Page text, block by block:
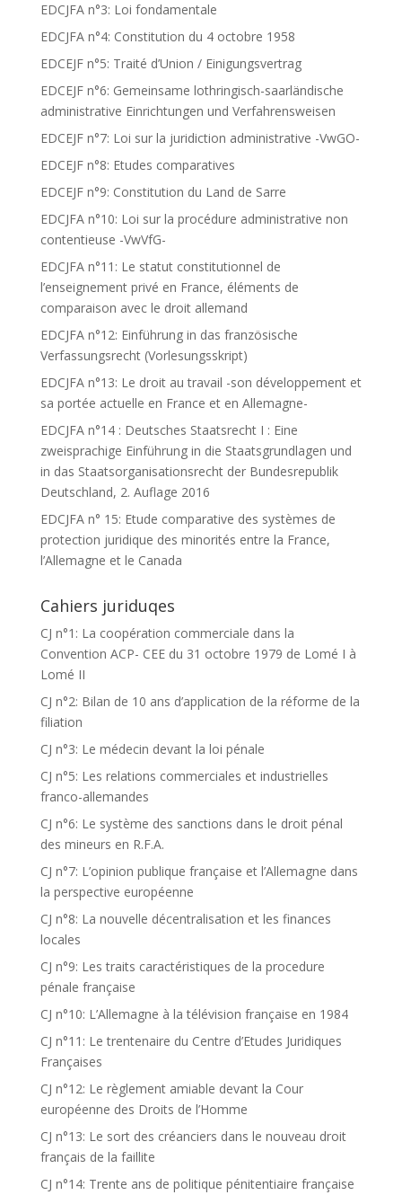
EDCJFA n°3: Loi fondamentale
EDCJFA n°4: Constitution du 4 octobre 1958
EDCEJF n°5: Traité d’Union / Einigungsvertrag
EDCEJF n°6: Gemeinsame lothringisch-saarländische
administrative Einrichtungen und Verfahrensweisen
EDCEJF n°7: Loi sur la juridiction administrative -VwGO-
EDCEJF n°8: Etudes comparatives
EDCEJF n°9: Constitution du Land de Sarre
EDCJFA n°10: Loi sur la procédure administrative non
contentieuse -VwVfG-
EDCJFA n°11: Le statut constitutionnel de
l’enseignement privé en France, éléments de
comparaison avec le droit allemand
EDCJFA n°12: Einführung in das französische
Verfassungsrecht (Vorlesungsskript)
EDCJFA n°13: Le droit au travail -son développement et
sa portée actuelle en France et en Allemagne-
EDCJFA n°14 : Deutsches Staatsrecht I : Eine
zweisprachige Einführung in die Staatsgrundlagen und
in das Staatsorganisationsrecht der Bundesrepublik
Deutschland, 2. Auflage 2016
EDCJFA n° 15: Etude comparative des systèmes de
protection juridique des minorités entre la France,
l’Allemagne et le Canada
Cahiers juriduqes
CJ n°1: La coopération commerciale dans la
Convention ACP- CEE du 31 octobre 1979 de Lomé I à
Lomé II
CJ n°2: Bilan de 10 ans d’application de la réforme de la
filiation
CJ n°3: Le médecin devant la loi pénale
CJ n°5: Les relations commerciales et industrielles
franco-allemandes
CJ n°6: Le système des sanctions dans le droit pénal
des mineurs en R.F.A.
CJ n°7: L’opinion publique française et l’Allemagne dans
la perspective européenne
CJ n°8: La nouvelle décentralisation et les finances
locales
CJ n°9: Les traits caractéristiques de la procedure
pénale française
CJ n°10: L’Allemagne à la télévision française en 1984
CJ n°11: Le trentenaire du Centre d’Etudes Juridiques
Françaises
CJ n°12: Le règlement amiable devant la Cour
européenne des Droits de l’Homme
CJ n°13: Le sort des créanciers dans le nouveau droit
français de la faillite
CJ n°14: Trente ans de politique pénitentiaire française